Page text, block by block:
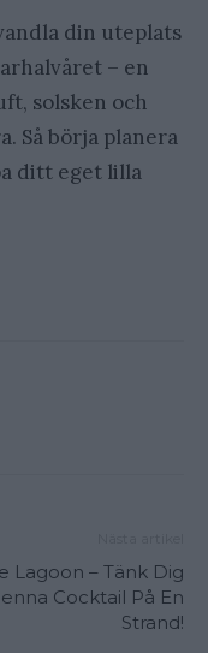
din uteplats
– en
solsken och
Så börja planera
ditt eget lilla
Lagoon – Tänk Dig
Cocktail På En
Strand!